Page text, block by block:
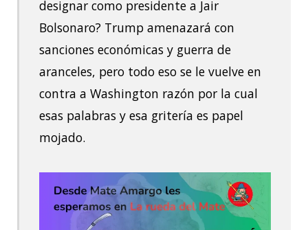
designar como presidente a Jair
Bolsonaro? Trump amenazará con
sanciones económicas y guerra de
aranceles, pero todo eso se le vuelve en
contra a Washington razón por la cual
esas palabras y esa gritería es papel
mojado.